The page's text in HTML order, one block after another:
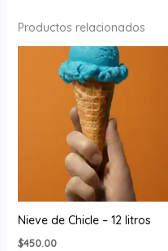
Productos relacionados
Nieve de Chicle – 12 litros
$450.00